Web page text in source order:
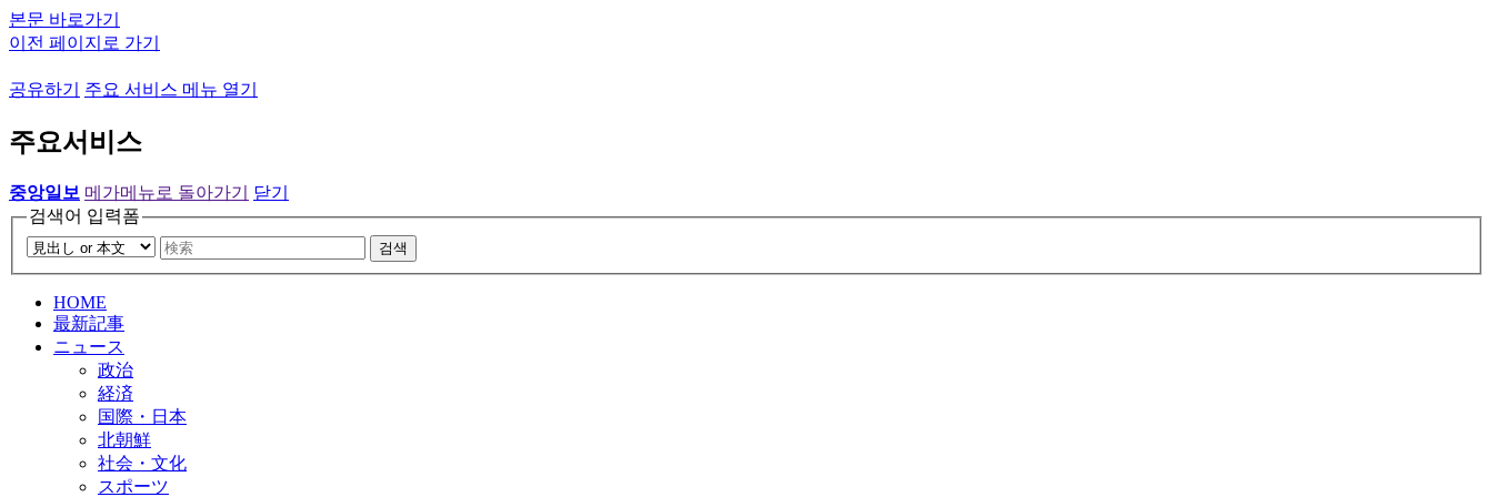
본문 바로가기
이전 페이지로 가기
공유하기 주요 서비스 메뉴 열기
주요서비스
중앙일보 메가메뉴로 돌아가기
닫기
검색어 입력폼
검색
HOME
最新記事
ニュース
政治
経済
国際・日本
北朝鮮
社会・文化
スポーツ